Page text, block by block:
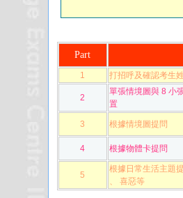
Part
1 打招呼及確認考生
2
單張情境圖與 8 小
置
3 根據情境圖提問
4 根據物體卡提問
5
根據日常生活主題
、 喜惡等